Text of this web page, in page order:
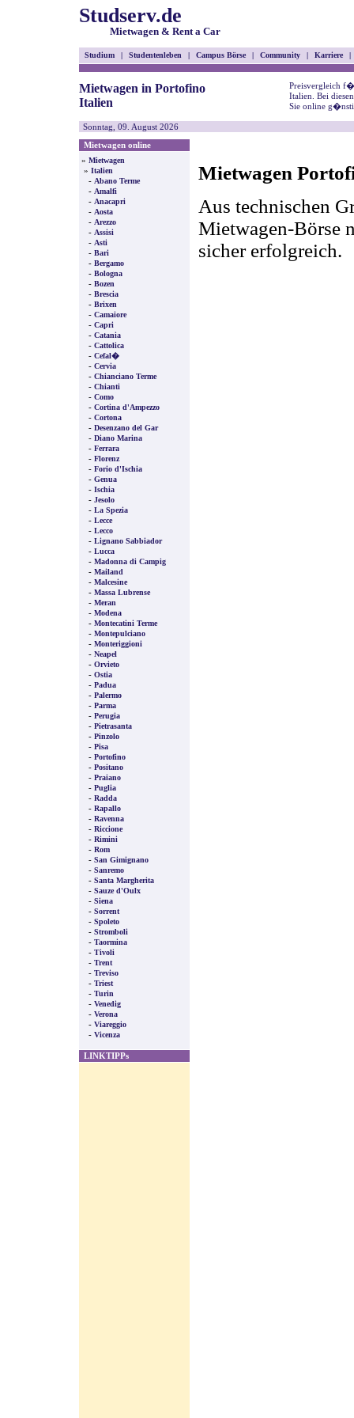
Studserv.de
Mietwagen & Rent a Car
Studium | Studentenleben | Campus Börse | Community | Karriere |
Mietwagen in Portofino
Italien
Preisvergleich
Italien. Bei
Sie online
Sonntag, 09. August 2026
Mietwagen online
» Mietwagen
» Italien
- Abano Terme
- Amalfi
- Anacapri
- Aosta
- Arezzo
- Assisi
- Asti
- Bari
- Bergamo
- Bologna
- Bozen
- Brescia
- Brixen
- Camaiore
- Capri
- Catania
- Cattolica
- Cefal�
- Cervia
- Chianciano Terme
- Chianti
- Como
- Cortina d'Ampezzo
- Cortona
- Desenzano del Gar
- Diano Marina
- Ferrara
- Florenz
- Forio d'Ischia
- Genua
- Ischia
- Jesolo
- La Spezia
- Lecce
- Lecco
- Lignano Sabbiador
- Lucca
- Madonna di Campig
- Mailand
- Malcesine
- Massa Lubrense
- Meran
- Modena
- Montecatini Terme
- Montepulciano
- Monteriggioni
- Neapel
- Orvieto
- Ostia
- Padua
- Palermo
- Parma
- Perugia
- Pietrasanta
- Pinzolo
- Pisa
- Portofino
- Positano
- Praiano
- Puglia
- Radda
- Rapallo
- Ravenna
- Riccione
- Rimini
- Rom
- San Gimignano
- Sanremo
- Santa Margherita
- Sauze d'Oulx
- Siena
- Sorrent
- Spoleto
- Stromboli
- Taormina
- Tivoli
- Trent
- Treviso
- Triest
- Turin
- Venedig
- Verona
- Viareggio
- Vicenza
LINKTIPPs
Mietwagen
Aus technischen
Mietwagen-Börse
sicher erfolgreich.